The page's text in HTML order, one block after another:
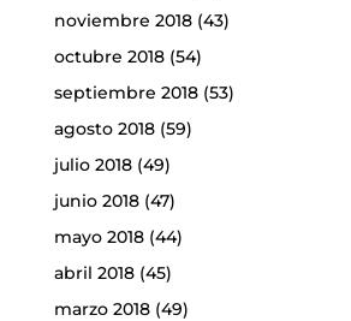
noviembre 2018(43)
octubre 2018(54)
septiembre 2018(53)
agosto 2018(59)
julio 2018(49)
junio 2018(47)
mayo 2018(44)
abril 2018(45)
marzo 2018(49)